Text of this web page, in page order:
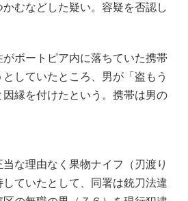
かむなどした疑い。容疑を否認し
ボートピア内に落ちていた携帯
していたところ、男が「盗もう
縁を付けたという。携帯は男の
な理由なく果物ナイフ（刃渡り
ていたとして、同署は銃刀法違